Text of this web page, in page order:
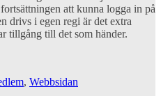
att kunna logga in på
drivs i egen regi är det extra
tillgång till det som händer.
, Webbsidan